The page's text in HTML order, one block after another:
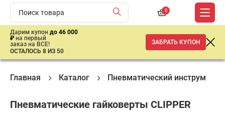
0
Дарим купон до 46 000
₽ на первый
заказ на ВСЕ!
ОСТАЛОСЬ 8 ИЗ 50
ЗАБРАТЬ КУПОН
Главная Каталог Пневматический инструмент
Пневматические гайковерты CLIPPER